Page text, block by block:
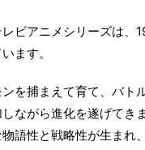
ビアニメシリーズは、
ます。
を捕まえて育て、バト
ながら進化を遂げてきま
語性と戦略性が生まれ